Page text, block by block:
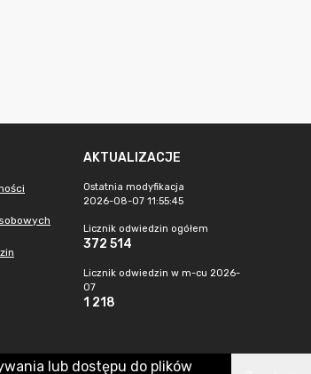
AKTUALIZACJE
Ostatnia modyfikacja
2026-08-07 11:55:45
Licznik odwiedzin ogółem
372 514
Licznik odwiedzin w m-cu 2026-
07
1 218
lub dostępu do plików